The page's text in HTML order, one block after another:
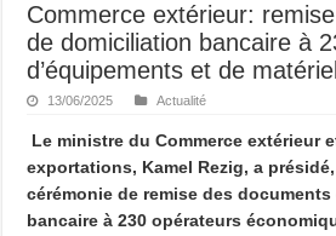
Commerce extérieur:
de domiciliation bancaire à
d’équipements et de
13/06/2025 Actualité
Le ministre du Commerce extérieur
exportations, Kamel Rezig, a
cérémonie de remise des
bancaire à 230 opérateurs